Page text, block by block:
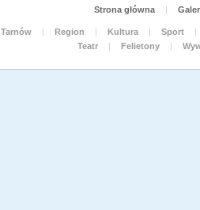
Strona główna |
Tarnów | Region | Kultura | Sport
|
Teatr
| Felietony |